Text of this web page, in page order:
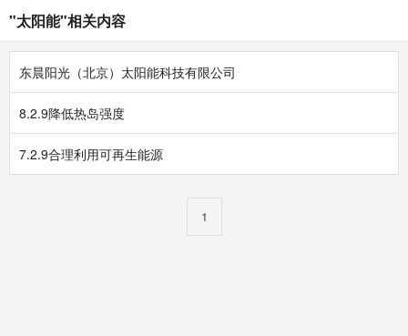
"太阳能"相关内容
东晨阳光（北京）太阳能科技有限公司
8.2.9降低热岛强度
7.2.9合理利用可再生能源
1